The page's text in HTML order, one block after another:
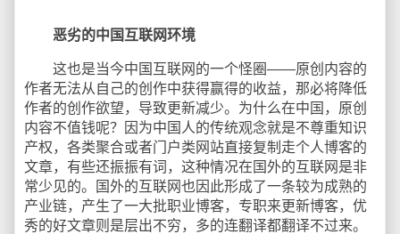
恶劣的中国互联网环境
这也是当今中国互联网的一个怪圈——原创内容的
作者无法从自己的创作中获得赢得的收益，那必将降低
作者的创作欲望，导致更新减少。为什么在中国，原创
内容不值钱呢？因为中国人的传统观念就是不尊重知识
产权，各类聚合或者门户类网站直接复制走个人博客的
文章，有些还振振有词，这种情况在国外的互联网是非
常少见的。国外的互联网也因此形成了一条较为成熟的
产业链，产生了一大批职业博客，专职来更新博客，优
秀的好文章则是层出不穷，多的连翻译都翻译不过来。